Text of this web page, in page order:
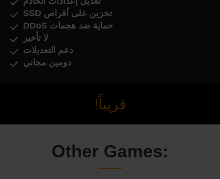
تخزين على أقراص SSD
حماية ضد هجمات DDoS
لا تأخير
دعم التعديلات
دومين مجاني
قريباً!
Other Games: